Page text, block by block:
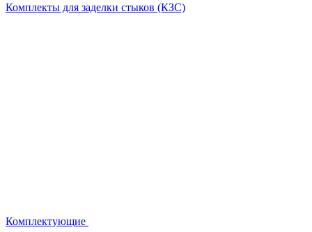
Комплекты для заделки стыков (КЗС)
Комплектующие